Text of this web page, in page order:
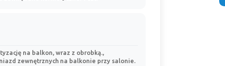
na balkon, wraz z obrobką.,
zewnętrznych na balkonie przy salonie.